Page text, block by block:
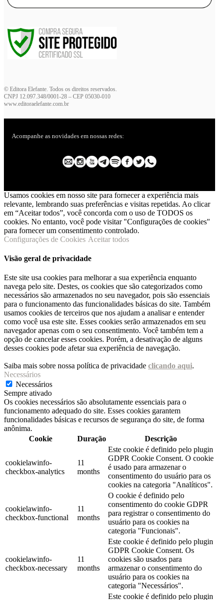
© Editora Elefante. Todos os direitos reservados.
CNPJ 12.097.348/0001-28 – CEP 05030-010
www.editoraelefante.com.br
Acompanhe as novidades em nossas redes:
Usamos cookies em nosso site para fornecer a experiência mais
relevante, lembrando suas preferências e visitas repetidas. Ao clicar
em “Aceitar todos”, você concorda com o uso de TODOS os
cookies. No entanto, você pode visitar "Configurações de cookies"
para fornecer um consentimento controlado.
Configurações de Cookies Aceitar todos
Visão geral de privacidade
Este site usa cookies para melhorar a sua experiência enquanto
navega pelo site. Destes, os cookies que são categorizados como
necessários são armazenados no seu navegador, pois são essenciais
para o funcionamento das funcionalidades básicas do site. Também
usamos cookies de terceiros que nos ajudam a analisar e entender
como você usa este site. Esses cookies serão armazenados em seu
navegador apenas com o seu consentimento. Você também tem a
opção de cancelar esses cookies. Porém, a desativação de alguns
desses cookies pode afetar sua experiência de navegação.
Saiba mais sobre nossa política de privacidade clicando aqui.
Necessários
Necessários
Sempre ativado
Os cookies necessários são absolutamente essenciais para o
funcionamento adequado do site. Esses cookies garantem
funcionalidades básicas e recursos de segurança do site, de forma
anônima.
Cookie
Duração Descrição
cookielawinfo-
checkbox-analytics
11
months
Este cookie é definido pelo plugin
GDPR Cookie Consent. O cookie
é usado para armazenar o
consentimento do usuário para os
cookies na categoria "Analíticos".
cookielawinfo-
checkbox-functional
11
months
O cookie é definido pelo
consentimento do cookie GDPR
para registrar o consentimento do
usuário para os cookies na
categoria "Funcionais".
cookielawinfo-
checkbox-necessary
11
months
Este cookie é definido pelo plugin
GDPR Cookie Consent. Os
cookies são usados ​​para
armazenar o consentimento do
usuário para os cookies na
categoria "Necessários".
Este cookie é definido pelo plugin